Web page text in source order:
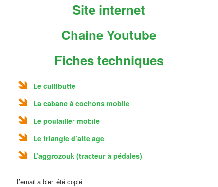
Site internet
Chaine Youtube
Fiches techniques
Le cultibutte
La cabane à cochons mobile
Le poulailler mobile
Le triangle d’attelage
L’aggrozouk (tracteur à pédales)
L’email a bien été copié